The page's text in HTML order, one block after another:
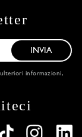
INVIA
informazioni,